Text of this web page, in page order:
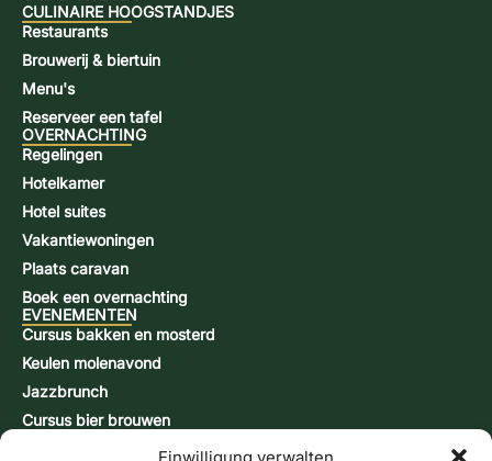
Einwilligung verwalten
CULINAIRE HOOGSTANDJES
Restaurants
Brouwerij & biertuin
Menu's
Reserveer een tafel
OVERNACHTING
Regelingen
Hotelkamer
Hotel suites
Vakantiewoningen
Plaats caravan
Boek een overnachting
EVENEMENTEN
Cursus bakken en mosterd
Keulen molenavond
Jazzbrunch
Cursus bier brouwen